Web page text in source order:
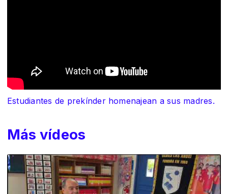
Más vídeos
Estudiantes de prekínder homenajean a sus madres.